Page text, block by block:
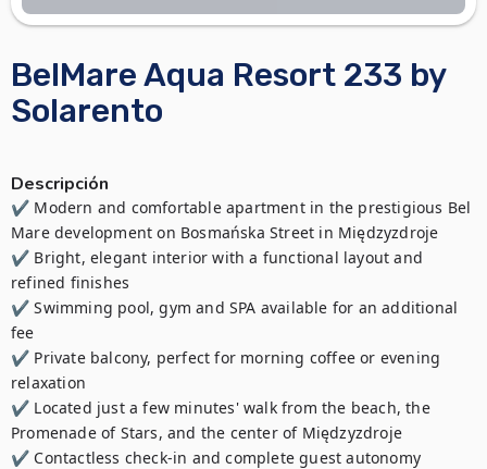
BelMare Aqua Resort 233 by
Solarento
Descripción
✔ Modern and comfortable apartment in the prestigious Bel
Mare development on Bosmańska Street in Międzyzdroje
✔ Bright, elegant interior with a functional layout and
refined finishes
✔ Swimming pool, gym and SPA available for an additional
fee
✔ Private balcony, perfect for morning coffee or evening
relaxation
✔ Located just a few minutes' walk from the beach, the
Promenade of Stars, and the center of Międzyzdroje
✔ Contactless check-in and complete guest autonomy